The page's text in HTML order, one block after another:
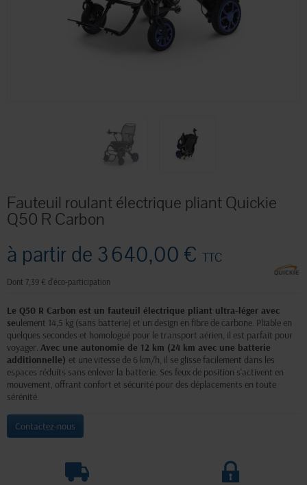
Fauteuil roulant électrique pliant Quickie
Q50 R Carbon
à partir de 3 640,00 € TTC
Dont 7,39 € d'éco-participation
Le Q50 R Carbon est un fauteuil électrique pliant ultra-léger avec
seulement 14,5 kg (sans batterie) et un design en fibre de carbone. Pliable en
quelques secondes et homologué pour le transport aérien, il est parfait pour
voyager. Avec une autonomie de 12 km (24 km avec une batterie
additionnelle) et une vitesse de 6 km/h, il se glisse facilement dans les
espaces réduits sans enlever la batterie. Ses feux de position s'activent en
mouvement, offrant confort et sécurité pour des déplacements en toute
sérénité.
Contactez-nous